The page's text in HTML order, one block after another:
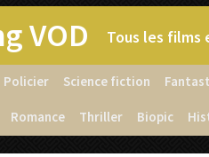
VOD Tous les films
Policier Science fiction
Romance Thriller Biopic